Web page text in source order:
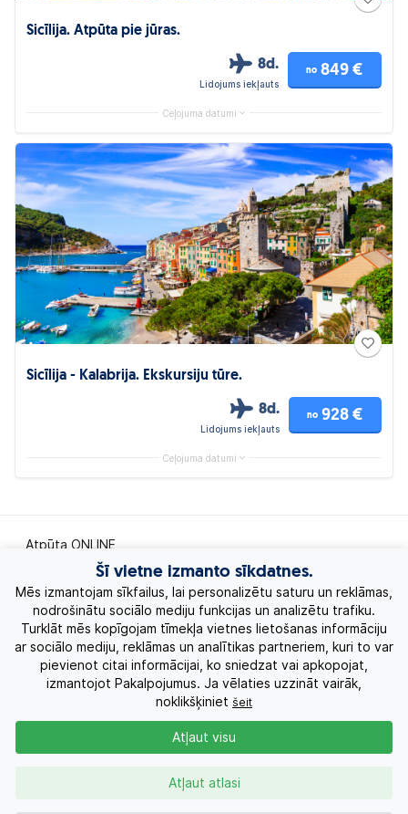
Sicīlija. Atpūta pie jūras.
8d.
Lidojums iekļauts
no 849 €
Ceļojuma datumi
Sicīlija - Kalabrija. Ekskursiju tūre.
8d.
Lidojums iekļauts
no 928 €
Ceļojuma datumi
Atpūta ONLINE
Ekskursiju ceļojumi
Eksotiskie ceļojumi
Labākie piedāvājumi
Kruīzi
Šī vietne izmanto sīkdatnes.
Mēs izmantojam sīkfailus, lai personalizētu saturu un reklāmas,
nodrošinātu sociālo mediju funkcijas un analizētu trafiku.
Turklāt mēs kopīgojam tīmekļa vietnes lietošanas informāciju
ar sociālo mediju, reklāmas un analītikas partneriem, kuri to var
pievienot citai informācijai, ko sniedzat vai apkopojat,
izmantojot Pakalpojumus. Ja vēlaties uzzināt vairāk,
noklikšķiniet šeit
Atļaut atlasi
Atļaut visu